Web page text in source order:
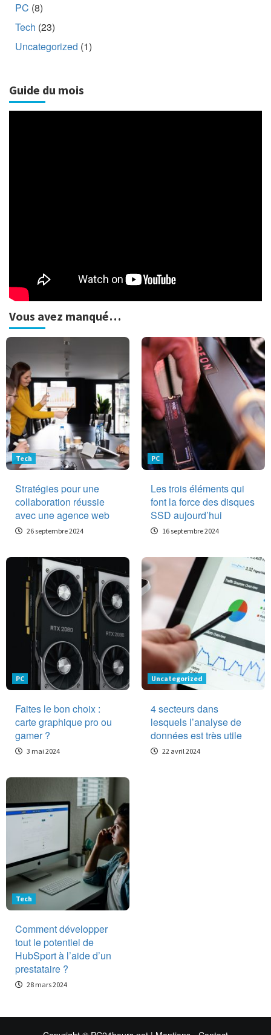
PC (8)
Tech (23)
Uncategorized (1)
Guide du mois
Vous avez manqué…
Tech
Stratégies pour une
collaboration réussie
avec une agence web
26 septembre 2024
PC
Les trois éléments qui
font la force des disques
SSD aujourd’hui
16 septembre 2024
PC
Faites le bon choix :
carte graphique pro ou
gamer ?
3 mai 2024
Uncategorized
4 secteurs dans
lesquels l’analyse de
données est très utile
22 avril 2024
Tech
Comment développer
tout le potentiel de
HubSport à l’aide d’un
prestataire ?
28 mars 2024